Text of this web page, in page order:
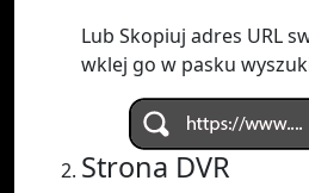
Lub Skopiuj adres URL
wklej go w pasku
Strona DVR